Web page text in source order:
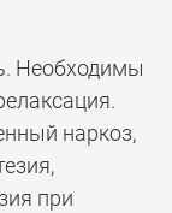
Необходимы
наркоз,
при